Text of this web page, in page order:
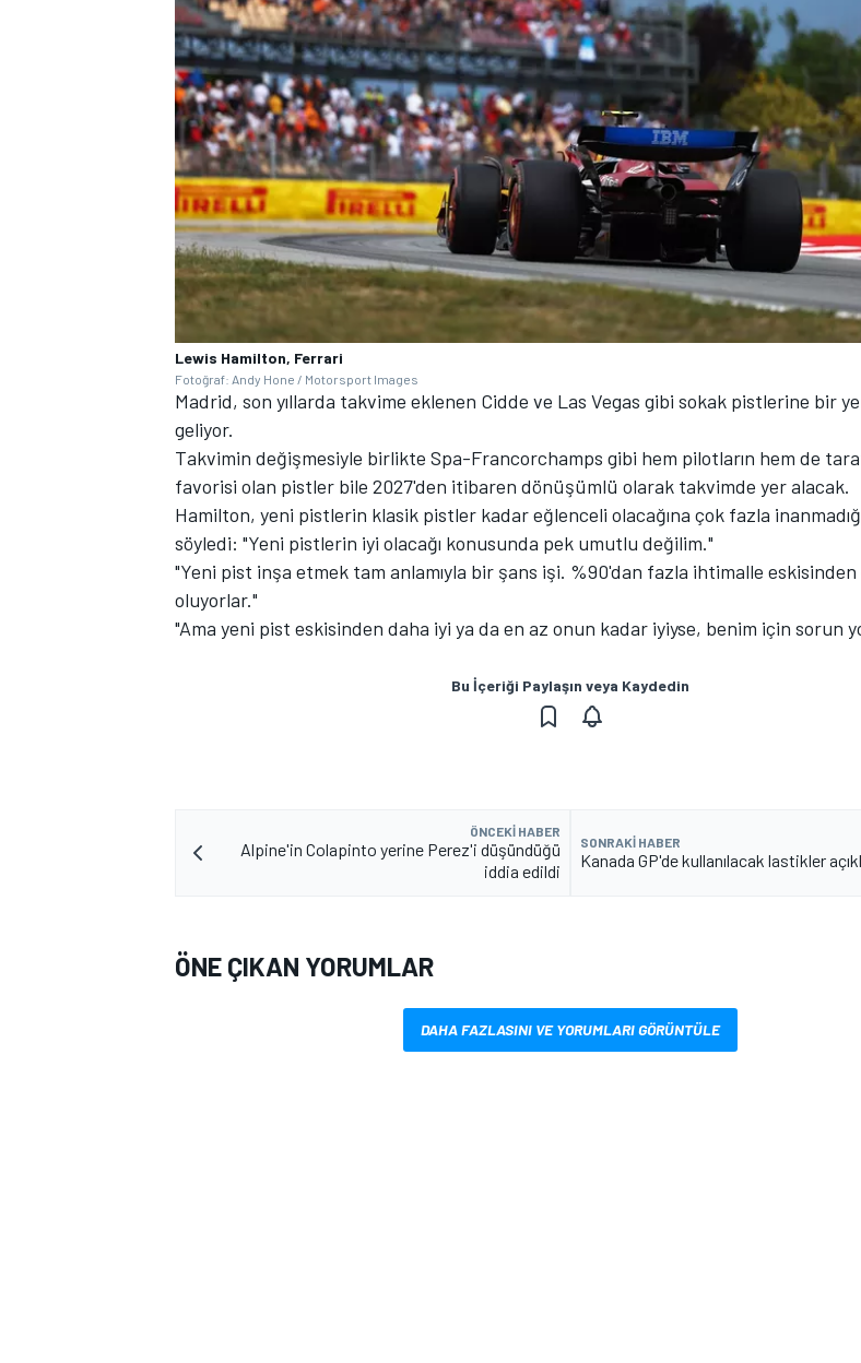
MOTOSİKLET
Lewis Hamilton, Ferrari
Fotoğraf: Andy Hone / Motorsport Images
Madrid, son yıllarda takvime eklenen Cidde ve Las Vegas gibi sokak pistlerine bir
geliyor.
Takvimin değişmesiyle birlikte Spa-Francorchamps gibi hem pilotların hem de
favorisi olan pistler bile 2027'den itibaren dönüşümlü olarak takvimde yer alacak.
Hamilton, yeni pistlerin klasik pistler kadar eğlenceli olacağına çok fazla
söyledi: "Yeni pistlerin iyi olacağı konusunda pek umutlu değilim."
"Yeni pist inşa etmek tam anlamıyla bir şans işi. %90'dan fazla ihtimalle
oluyorlar."
"Ama yeni pist eskisinden daha iyi ya da en az onun kadar iyiyse, benim için sorun
Bu İçeriği Paylaşın veya Kaydedin
ÖNCEKI HABER
Alpine'in Colapinto yerine Perez'i düşündüğü
iddia edildi
SONRAKI HABER
Kanada GP'de kullanılacak lastikler
ÖNE ÇIKAN YORUMLAR
DAHA FAZLASINI VE YORUMLARI GÖRÜNTÜLE